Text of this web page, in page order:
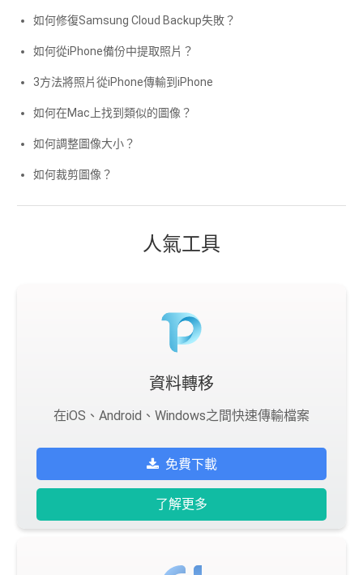
如何修復Samsung Cloud Backup失敗？
如何從iPhone備份中提取照片？
3方法將照片從iPhone傳輸到iPhone
如何在Mac上找到類似的圖像？
如何調整圖像大小？
如何裁剪圖像？
人氣工具
資料轉移
在iOS、Android、Windows之間快速傳輸檔案
免費下載
了解更多